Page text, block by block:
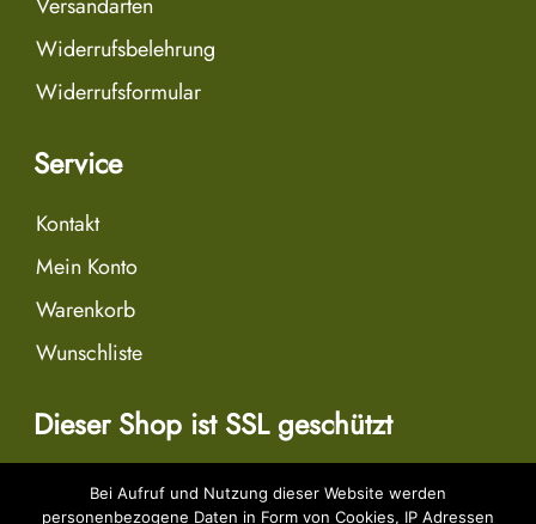
Widerrufsbelehrung
Widerrufsformular
Service
Kontakt
Mein Konto
Warenkorb
Wunschliste
Dieser Shop ist SSL geschützt
Bei Aufruf und Nutzung dieser Website werden
personenbezogene Daten in Form von Cookies, IP Adressen